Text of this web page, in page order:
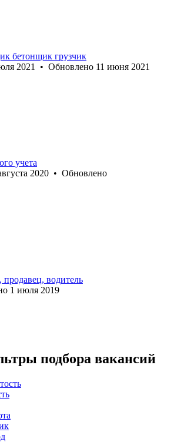
бетонщик грузчик
2021 • Обновлено 11 июня 2021
учета
2020 • Обновлено
водитель
1 июля 2019
подбора вакансий